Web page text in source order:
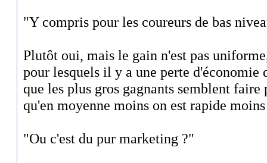
"Y compris pour les coureurs de bas
Plutôt oui, mais le gain n'est pas
pour lesquels il y a une perte d'économie
que les plus gros gagnants semblent faire
qu'en moyenne moins on est rapide
"Ou c'est du pur marketing ?"